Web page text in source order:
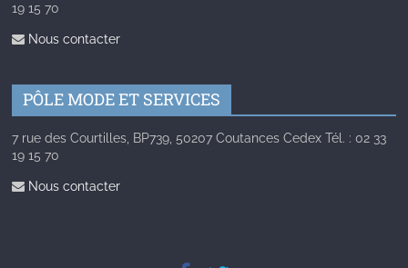
19 15 70
Nous contacter
PÔLE MODE ET SERVICES
7 rue des Courtilles, BP739, 50207 Coutances Cedex Tél. : 02 33
19 15 70
Nous contacter